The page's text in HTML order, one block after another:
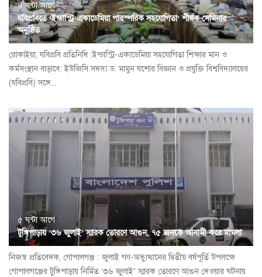
৪ ঘন্টা আগে
যবিপ্রবিতে ‘ইন্ডাস্ট্রি-একাডেমিয়া পারস্পরিক সহযোগিতা’ শীর্ষক সেমিনার
অনুষ্ঠিত
রোকাইয়া, যবিপ্রবি প্রতিনিধি :ইন্ডাস্ট্রি-একাডেমিয়া সহযোগিতা শিক্ষার মান ও
কর্মসংস্থান বাড়াবে: ইউজিসি সদস্য ড. মামুন যশোর বিজ্ঞান ও প্রযুক্তি বিশ্ববিদ্যালয়ের
(যবিপ্রবি) সঙ্গে...
৫ ঘন্টা আগে
টুঙ্গিপাড়ায় ‘৩৬ জুলাই’ স্মারক তোরণে আগুন, ৭৫ জনকে আসামী করে মামলা
নিজস্ব প্রতিবেদক, গোপালগঞ্জ : জুলাই গণ-অভ্যুত্থানের দ্বিতীয় বর্ষপূর্তি উপলক্ষে
গোপালগঞ্জের টুঙ্গিপাড়ায় নির্মিত ‘৩৬ জুলাই’ স্মারক তোরণে আগুন দেওয়ার ঘটনায়